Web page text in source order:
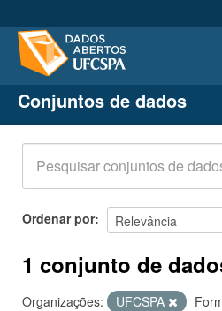
Conjuntos de dados
Organizações
Grupos
Sobre
Conjuntos de dados
Ordenar por
1 conjunto de
Organizações: UFCSPA